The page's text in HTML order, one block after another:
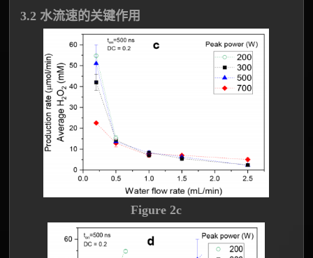
3.2 水流速的关键作用
Figure 2c